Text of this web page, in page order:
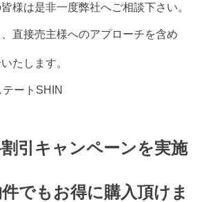
様は是非一度弊社へご相談下さい。
直接売主様へのアプローチを含め
たします。
ートSHIN
引キャンペーンを実施
でもお得に購入頂けま